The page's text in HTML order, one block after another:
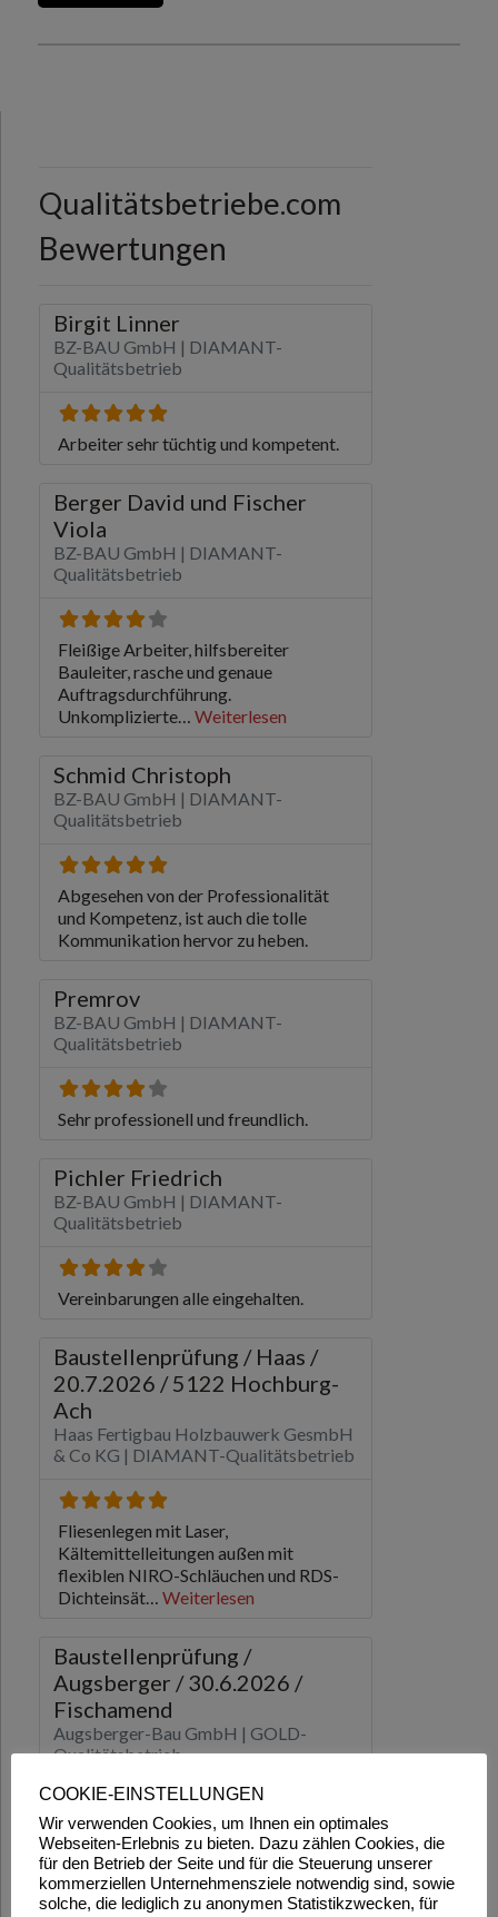
COOKIE-EINSTELLUNGEN
Wir verwenden Cookies, um Ihnen ein optimales
Webseiten-Erlebnis zu bieten. Dazu zählen Cookies, die
für den Betrieb der Seite und für die Steuerung unserer
kommerziellen Unternehmensziele notwendig sind, sowie
solche, die lediglich zu anonymen Statistikzwecken, für